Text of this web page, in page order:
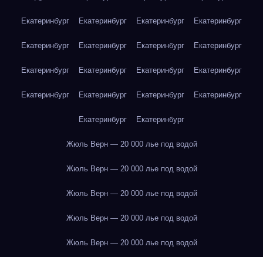
Екатеринбург Екатеринбург Екатеринбург Екатеринбург
Екатеринбург Екатеринбург Екатеринбург Екатеринбург
Екатеринбург Екатеринбург Екатеринбург Екатеринбург
Екатеринбург Екатеринбург Екатеринбург Екатеринбург
Екатеринбург Екатеринбург
Жюль Верн — 20 000 лье под водой
Жюль Верн — 20 000 лье под водой
Жюль Верн — 20 000 лье под водой
Жюль Верн — 20 000 лье под водой
Жюль Верн — 20 000 лье под водой